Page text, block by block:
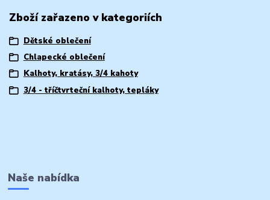
Zboží zařazeno v kategoriích
Dětské oblečení
Chlapecké oblečení
Kalhoty, kratásy, 3/4 kahoty
3/4 - tříčtvrteční kalhoty, tepláky
Naše nabídka